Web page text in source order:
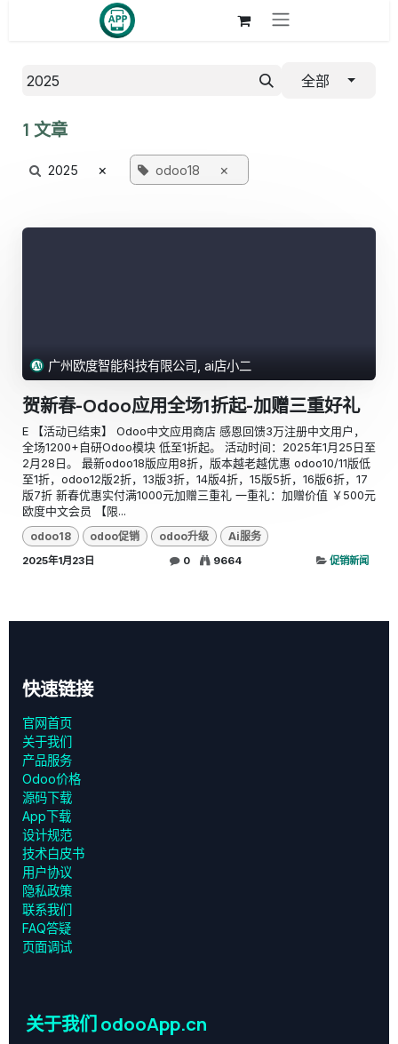
全部
1 文章
2025 × odoo18 ×
广州欧度智能科技有限公司, ai店小二
贺新春-Odoo应用全场1折起-加赠三重好礼
E 【活动已结束】 Odoo中文应用商店 感恩回馈3万注册中文用户，​
全场1200+自研Odoo模块 低至1折起。 活动时间：2025年1月25日至
2月28日。 最新odoo18版应用8折，版本越老越优惠 odoo10/11版低
至1折，odoo12版2折，13版3折，14版4折，15版5折，16版6折，17
版7折 新春优惠实付满1000元加赠三重礼 一重礼：加赠价值 ￥500元
欧度中文会员 【限...
odoo18 odoo促销 odoo升级 Ai服务
2025年1月23日 0 9664 促销新闻
快速链接
官网首页
关于我们
产品服务
Odoo价格
源码下载
App下载
设计规范
技术白皮书
用户协议
‎隐私政策‎
联系我们
FAQ答疑
页面调试
关于我们 odooApp.cn